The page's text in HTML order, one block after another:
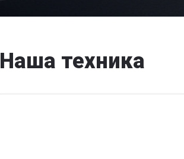
Наша техника